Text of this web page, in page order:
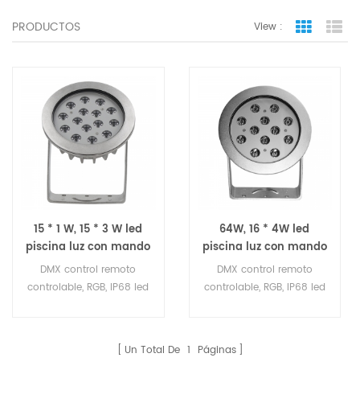
PRODUCTOS View : Grid View
15 * 1 W, 15 * 3 W led
piscina luz con mando
a distancia
DMX control remoto
controlable, RGB, IP68 led
64W, 16 * 4W led
piscina luz con mando
a distancia
DMX control remoto
controlable, RGB, IP68 led
Un Total De 1 Páginas